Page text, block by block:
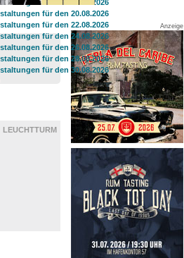
Anzeige
LEUCHTTURM